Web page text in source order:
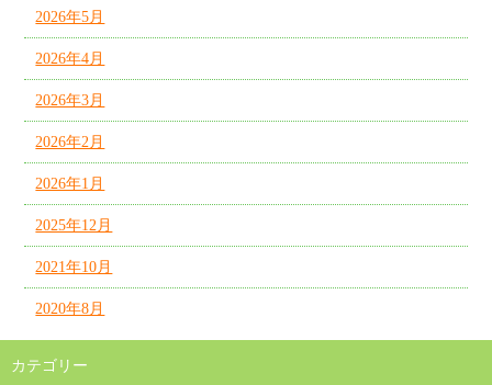
2026年5月
2026年4月
2026年3月
2026年2月
2026年1月
2025年12月
2021年10月
2020年8月
カテゴリー